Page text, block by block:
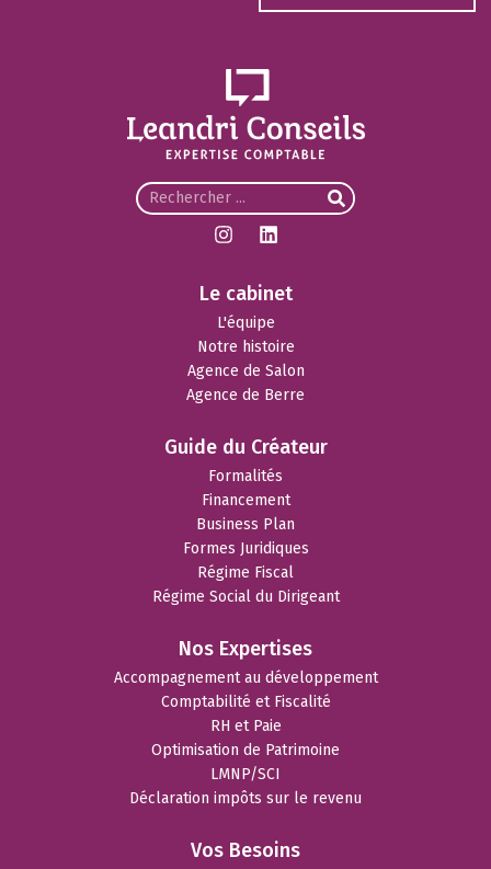
Le cabinet
L'équipe
Notre histoire
Agence de Salon
Agence de Berre
Guide du Créateur
Formalités
Financement
Business Plan
Formes Juridiques
Régime Fiscal
Régime Social du Dirigeant
Nos Expertises
Accompagnement au développement
Comptabilité et Fiscalité
RH et Paie
Optimisation de Patrimoine
LMNP/SCI
Déclaration impôts sur le revenu
Vos Besoins